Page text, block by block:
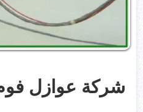
شركة عوازل فوم